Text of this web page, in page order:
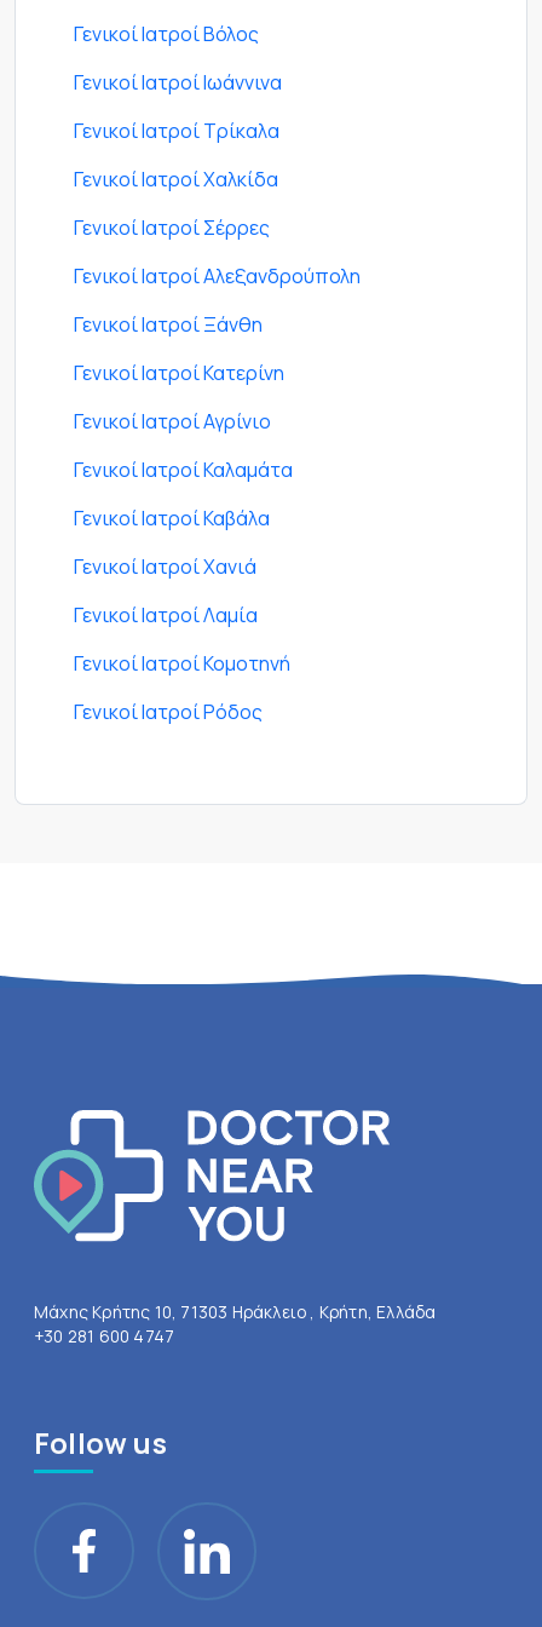
Γενικοί Ιατροί Βόλος
Γενικοί Ιατροί Ιωάννινα
Γενικοί Ιατροί Τρίκαλα
Γενικοί Ιατροί Χαλκίδα
Γενικοί Ιατροί Σέρρες
Γενικοί Ιατροί Αλεξανδρούπολη
Γενικοί Ιατροί Ξάνθη
Γενικοί Ιατροί Κατερίνη
Γενικοί Ιατροί Αγρίνιο
Γενικοί Ιατροί Καλαμάτα
Γενικοί Ιατροί Καβάλα
Γενικοί Ιατροί Χανιά
Γενικοί Ιατροί Λαμία
Γενικοί Ιατροί Κομοτηνή
Γενικοί Ιατροί Ρόδος
Μάχης Κρήτης 10, 71303 Ηράκλειο , Κρήτη, Ελλάδα
+30 281 600 4747
Follow us